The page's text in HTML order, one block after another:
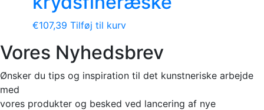
€107,39 Tilføj til kurv
Vores Nyhedsbrev
Ønsker du tips og inspiration til det kunstneriske arbejde
med
vores produkter og besked ved lancering af nye